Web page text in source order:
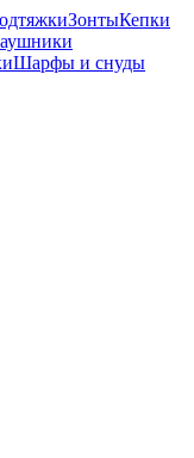
ЗонтыКепки
Шарфы и снуды